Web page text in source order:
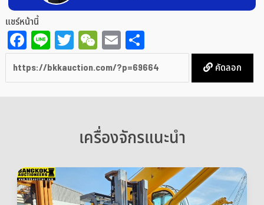
แชร์หน้านี้
Facebook
LineTwitter
WeChat
EmailShare
คัดลอก
เครื่องจักรแนะนำ